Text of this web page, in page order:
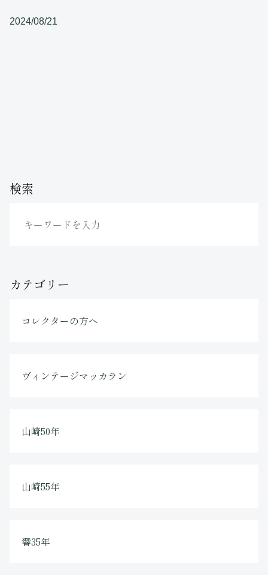
検索
カテゴリー
コレクターの方へ
ヴィンテージマッカラン
山崎50年
山崎55年
響35年
2024/08/21